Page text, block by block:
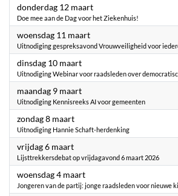
donderdag 12 maart2026
Doe mee aan de Dag voor het Ziekenhuis!
woensdag 11 maart2026
Uitnodiging gespreksavond Vrouwveiligheid voor
dinsdag 10 maart2026
Uitnodiging Webinar voor raadsleden over
maandag 9 maart2026
Uitnodiging Kennisreeks AI voor gemeenten
zondag 8 maart2026
Uitnodiging Hannie Schaft-herdenking
vrijdag 6 maart2026
Lijsttrekkersdebat op vrijdagavond 6 maart 2026
woensdag 4 maart2026
Jongeren van de partij: jonge raadsleden voor nieuwe